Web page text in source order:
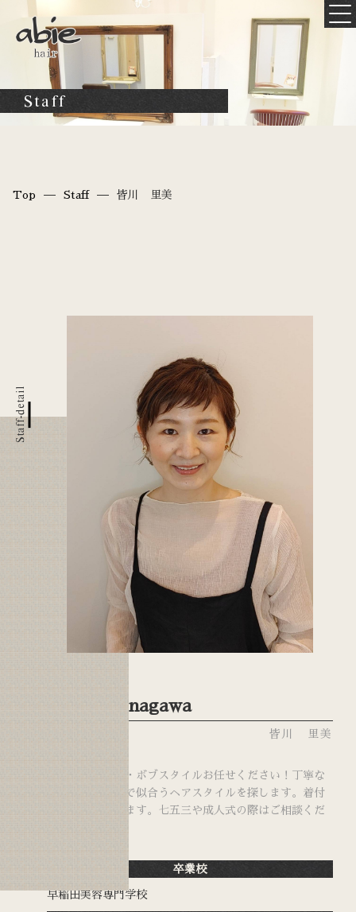
Staff
Top Staff 皆川 里美
Staff-detail
satomi minagawa
皆川 里美
ショートカット・ボブスタイルお任せください！丁寧な
カウンセリングで似合うヘアスタイルを探します。着付
けも担当しています。七五三や成人式の際はご相談くだ
卒業校
早稲田美容専門学校